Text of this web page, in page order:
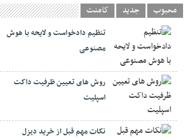
محبوب جدید کامنت
تنظیم دادخواست و لایحه با هوش
مصنوعی
روش های تعیین ظرفیت داکت
اسپلیت
نکات مهم قبل از خرید دیزل